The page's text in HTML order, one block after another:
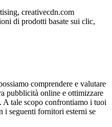
creativecdn.com
di prodotti basate sui clic,
comprendere e valutare
pubblicità online e ottimizzare
tale scopo confrontiamo i tuoi
i seguenti fornitori esterni se